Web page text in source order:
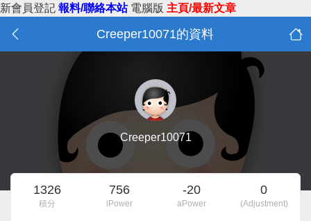
新會員登記 報料/聯絡本站 電腦版 主頁/最新文章
Creeper10071的資料
Creeper10071
1326
積分
756
iPower
-20
aPower
0
(Adjustment)